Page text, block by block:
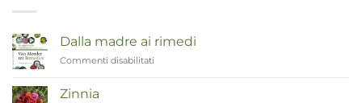
Dalla madre ai rimedi
Commenti disabilitati
Zinnia